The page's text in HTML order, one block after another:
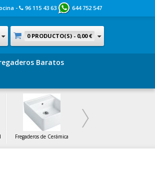
- 96 115 43 63 644 752 547
0 PRODUCTO(S) - 0,00 €
Baratos
Fregaderos de Cerámica